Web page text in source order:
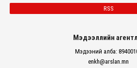
RSS
Мэдээллийн
Мэдээний алба:
enkh@arslan.mn